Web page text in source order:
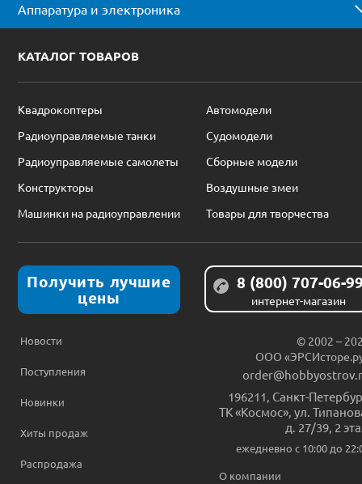
Аппаратура и электроника
КАТАЛОГ ТОВАРОВ
Квадрокоптеры
Автомодели
Радиоуправляемые танки
Судомодели
Радиоуправляемые самолеты
Сборные модели
Конструкторы
Воздушные змеи
Машинки на радиоуправлении
Товары для творчества
Получить лучшие
цены
8 (800) 707-06-
интернет-магазин
Новости
Поступления
Новинки
Хиты продаж
Распродажа
© 2002 –
ООО
196211, Санкт-
ТК «Космос», ул.
д. 27/39, 2
ежедневно c 10:00 до
О компании